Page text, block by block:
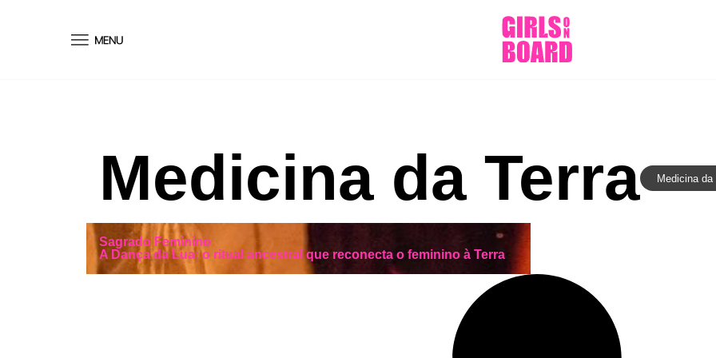
Medicina da Terra Medicina da
Sagrado Feminino
A Dança da Lua: o ritual ancestral que reconecta o feminino à Terra